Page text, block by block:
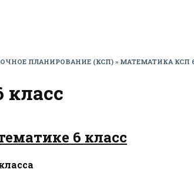
ПЛАНИРОВАНИЕ (КСП)» МАТЕМАТИКА КСП
6 класс